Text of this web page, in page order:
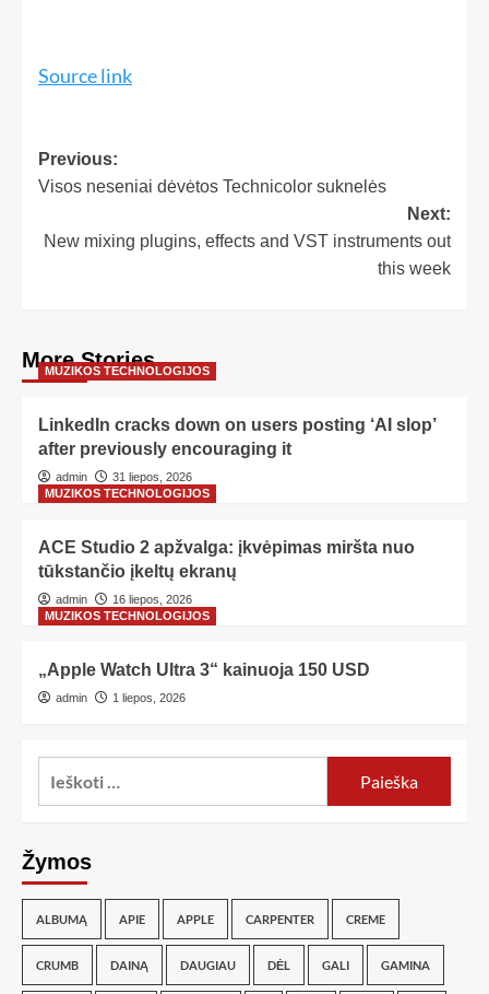
Source link
Previous:
Visos neseniai dėvėtos Technicolor suknelės
Next:
New mixing plugins, effects and VST instruments out
this week
More Stories
MUZIKOS TECHNOLOGIJOS
LinkedIn cracks down on users posting ‘AI slop’
after previously encouraging it
admin
31 liepos, 2026
MUZIKOS TECHNOLOGIJOS
ACE Studio 2 apžvalga: įkvėpimas miršta nuo
tūkstančio įkeltų ekranų
admin
16 liepos, 2026
MUZIKOS TECHNOLOGIJOS
„Apple Watch Ultra 3“ kainuoja 150 USD
admin 1 liepos, 2026
Žymos
ALBUMĄ APIE APPLE CARPENTER CREME
CRUMB DAINĄ DAUGIAU DĖL GALI GAMINA